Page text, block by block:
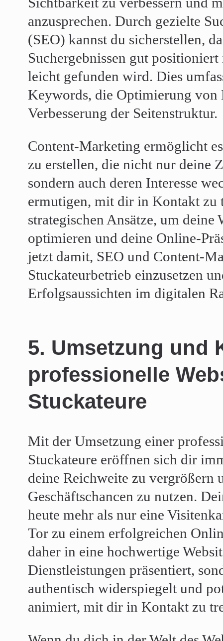
anzusprechen. Durch gezielte
(SEO) kannst du sicherstellen,
Suchergebnissen gut
leicht gefunden wird. Dies
Keywords, die Optimierung von
Verbesserung der Seitenstruktur.
Content-Marketing ermöglicht
zu erstellen, die nicht nur deine
sondern auch deren Interesse
ermutigen, mit dir in Kontakt zu
strategischen Ansätze, um deine
optimieren und deine Online-
jetzt damit, SEO und Content-
Stuckateurbetrieb einzusetzen
Erfolgsaussichten im digitalen
5. Umsetzung und
professionelle
Stuckateure
Mit der Umsetzung einer
Stuckateure eröffnen sich dir
deine Reichweite zu vergrößern
Geschäftschancen zu nutzen.
heute mehr als nur eine
Tor zu einem erfolgreichen
daher in eine hochwertige
Dienstleistungen präsentiert,
authentisch widerspiegelt und
animiert, mit dir in Kontakt zu